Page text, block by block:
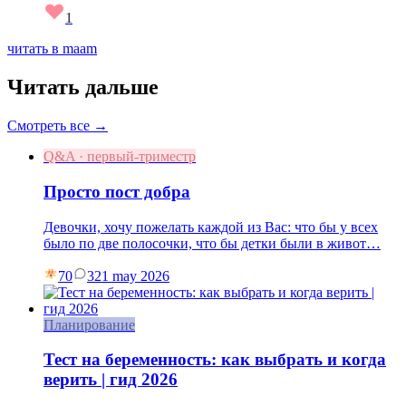
1
читать в maam
Читать дальше
Смотреть все →
Q&A · первый-триместр
Просто пост добра
Девочки, хочу пожелать каждой из Вас: что бы у всех
было по две полосочки, что бы детки были в живот…
70 321 may 2026
Планирование
Тест на беременность: как выбрать и когда
верить | гид 2026